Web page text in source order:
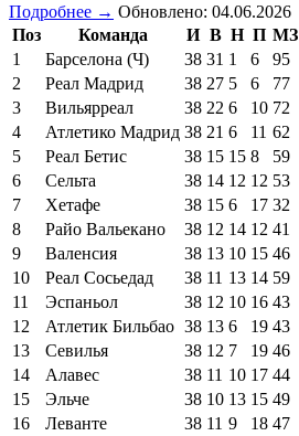
Подробнее → Обновлено: 04.06.2026
Поз
Команда И В Н П МЗ
1
Барселона (Ч) 38 31 1 6 95
2
Реал Мадрид 38 27 5 6 77
3
Вильярреал 38 22 6 10 72
4
Атлетико Мадрид 38 21 6 11 62
5
Реал Бетис 38 15 15 8 59
6
Сельта 38 14 12 12 53
7
Хетафе 38 15 6 17 32
8
Райо Вальекано 38 12 14 12 41
9
Валенсия 38 13 10 15 46
10
Реал Сосьедад 38 11 13 14 59
11
Эспаньол 38 12 10 16 43
12
Атлетик Бильбао 38 13 6 19 43
13
Севилья 38 12 7 19 46
14
Алавес 38 11 10 17 44
15
Эльче 38 10 13 15 49
16
Леванте 38 11 9 18 47